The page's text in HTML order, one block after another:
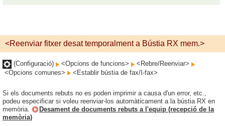
<Reenviar fitxer desat temporalment a Bústia RX mem.>
(Configuració) <Opcions de funcions>
<Rebre/Reenviar>
<Opcions comunes>
<Establir bústia de fax/I-fax>
Si els documents rebuts no es poden imprimir a causa d'un error, etc.,
podeu especificar si voleu reenviar-los automàticament a la bústia RX en
memòria.
Desament de documents rebuts a l'equip (recepció de la
memòria)